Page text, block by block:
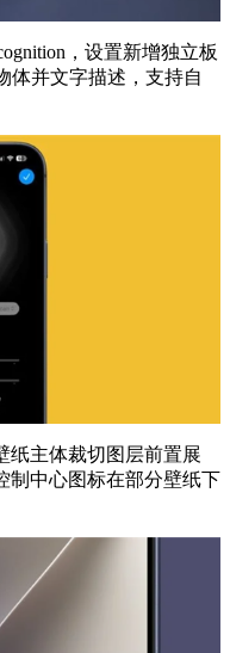
，设置新增独立板
体并文字描述，支持自
纸主体裁切图层前置展
制中心图标在部分壁纸下